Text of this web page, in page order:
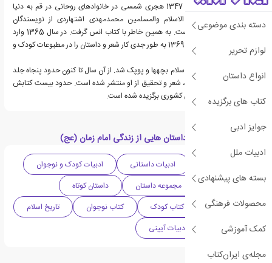
دسته بندی موضوعی
لوازم تحریر
انواع داستان
کتاب های برگزیده
جوایز ادبی
ادبیات ملل
بسته های پیشنهادی
محصولات فرهنگی
کمک آموزشی
مجله‌ی ایران‌کتاب
مجید ملامحمدی در سال 1347 هجری شمسی در خانواده‎ای روحانی در قم به دنیا
آمد. پدرش آقای حجه الاسلام والمسلمین محمدمهدی اشتهاردی از نویسندگان
برجسته حوزه علمیه قم است. به همین خاطر با کتاب انس گرفت. در سال 1365 وارد
حوزه علمیه قم شد. از سال1369 به طور جدی کار شعر و داستان را در مطبوعات کودک و
نوجوان شروع کرد.
او عضو تحریریه مجله‎های سلام بچه‎ها و پوپک شد. از آن سال تا کنون حدود پنجاه جلد
کتاب در زمینه‎های داستان، شعر و تحقیق از او منتشر شده است. حدود بیست کتابش
در جشنواره‎های کتاب سال کشوری برگزیده شده است.
دسته بندی های کتاب داستان هایی از زندگی امام زمان (عج)
ادبیات داستانی
ادبیات کودک و نوجوان
داستان دینی
مجموعه داستان
داستان کوتاه
ادبیات ایران
کتاب کودک کتاب نوجوان
تاریخ اسلام
کتاب مصور
ادبیات آیینی